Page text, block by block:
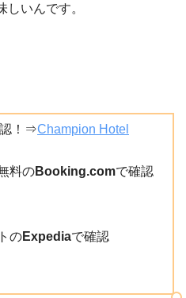
いんです。
！⇒Champion Hotel
料のBooking.comで確認
のExpediaで確認